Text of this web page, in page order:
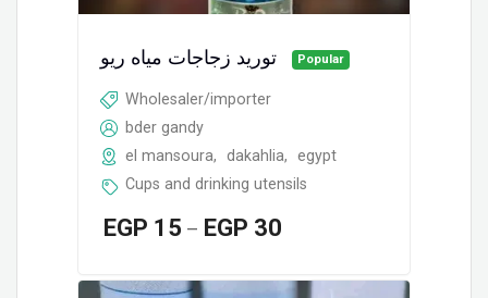
توريد زجاجات مياه ريو Popular
Wholesaler/importer
bder gandy
el mansoura, dakahlia,
egypt
Cups and drinking utensils
EGP 15 – EGP 30